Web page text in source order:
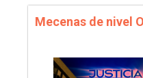
Mecenas de nivel